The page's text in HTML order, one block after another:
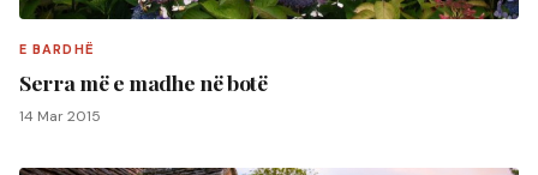
E BARDHË
Serra më e madhe në botë
14 Mar 2015